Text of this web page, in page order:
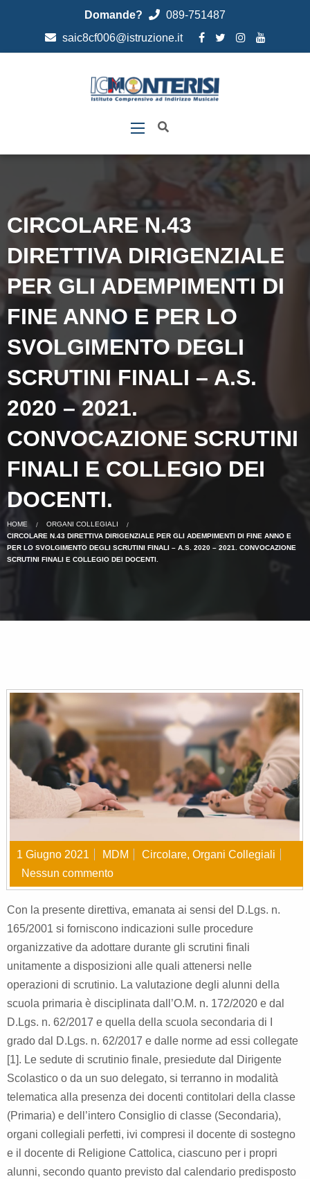
Domande?
089-751487
saic8cf006@istruzione.it
CIRCOLARE N.43
DIRETTIVA DIRIGENZIALE
PER GLI ADEMPIMENTI DI
FINE ANNO E PER LO
SVOLGIMENTO DEGLI
SCRUTINI FINALI – A.S.
2020 – 2021.
CONVOCAZIONE SCRUTINI
FINALI E COLLEGIO DEI
DOCENTI.
HOME
ORGANI COLLEGIALI
CIRCOLARE N.43 DIRETTIVA DIRIGENZIALE PER GLI ADEMPIMENTI DI FINE ANNO E
PER LO SVOLGIMENTO DEGLI SCRUTINI FINALI – A.S. 2020 – 2021. CONVOCAZIONE
SCRUTINI FINALI E COLLEGIO DEI DOCENTI.
1 Giugno 2021 MDM Circolare, Organi Collegiali
Nessun commento
Con la presente direttiva, emanata ai sensi del D.Lgs. n.
165/2001 si forniscono indicazioni sulle procedure
organizzative da adottare durante gli scrutini finali
unitamente a disposizioni alle quali attenersi nelle
operazioni di scrutinio. La valutazione degli alunni della
scuola primaria è disciplinata dall’O.M. n. 172/2020 e dal
D.Lgs. n. 62/2017 e quella della scuola secondaria di I
grado dal D.Lgs. n. 62/2017 e dalle norme ad essi collegate
[1]. Le sedute di scrutinio finale, presiedute dal Dirigente
Scolastico o da un suo delegato, si terranno in modalità
telematica alla presenza dei docenti contitolari della classe
(Primaria) e dell’intero Consiglio di classe (Secondaria),
organi collegiali perfetti, ivi compresi il docente di sostegno
e il docente di Religione Cattolica, ciascuno per i propri
alunni, secondo quanto previsto dal calendario predisposto